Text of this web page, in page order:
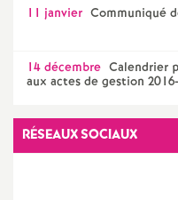
11 janvier Communiqué
14 décembre Calendrier
aux actes de gestion
RÉSEAUX SOCIAUX